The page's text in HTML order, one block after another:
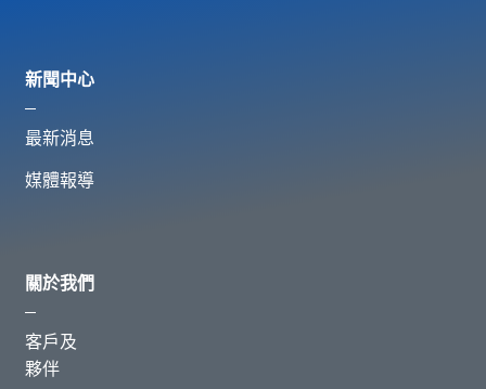
新聞中心
最新消息
媒體報導
關於我們
客戶及
夥伴